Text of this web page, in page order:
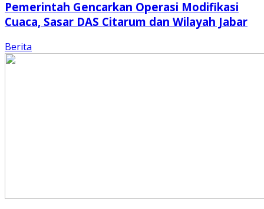
Pemerintah Gencarkan Operasi Modifikasi
Cuaca, Sasar DAS Citarum dan Wilayah Jabar
Berita